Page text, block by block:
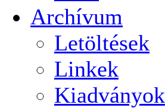
Archívum
Letöltések
Linkek
Kiadványok